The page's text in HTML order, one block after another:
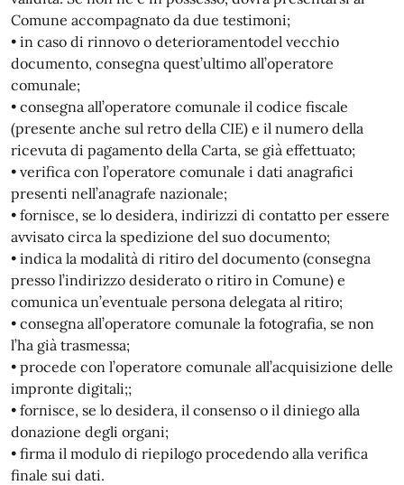
Comune accompagnato da due testimoni;
• in caso di rinnovo o deterioramentodel vecchio
documento, consegna quest’ultimo all’operatore
comunale;
• consegna all’operatore comunale il codice fiscale
(presente anche sul retro della CIE) e il numero della
ricevuta di pagamento della Carta, se già effettuato;
• verifica con l’operatore comunale i dati anagrafici
presenti nell’anagrafe nazionale;
• fornisce, se lo desidera, indirizzi di contatto per essere
avvisato circa la spedizione del suo documento;
• indica la modalità di ritiro del documento (consegna
presso l’indirizzo desiderato o ritiro in Comune) e
comunica un’eventuale persona delegata al ritiro;
• consegna all’operatore comunale la fotografia, se non
l’ha già trasmessa;
• procede con l’operatore comunale all’acquisizione delle
impronte digitali;;
• fornisce, se lo desidera, il consenso o il diniego alla
donazione degli organi;
• firma il modulo di riepilogo procedendo alla verifica
finale sui dati.